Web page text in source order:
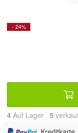
- 24%
4 Auf Lager 5